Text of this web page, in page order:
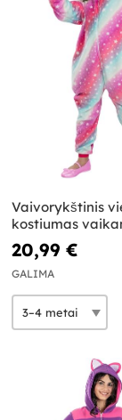
Vaivorykštinis
kostiumas
20,99 €
GALIMA